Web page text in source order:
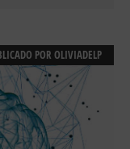
POR OLIVIADELP